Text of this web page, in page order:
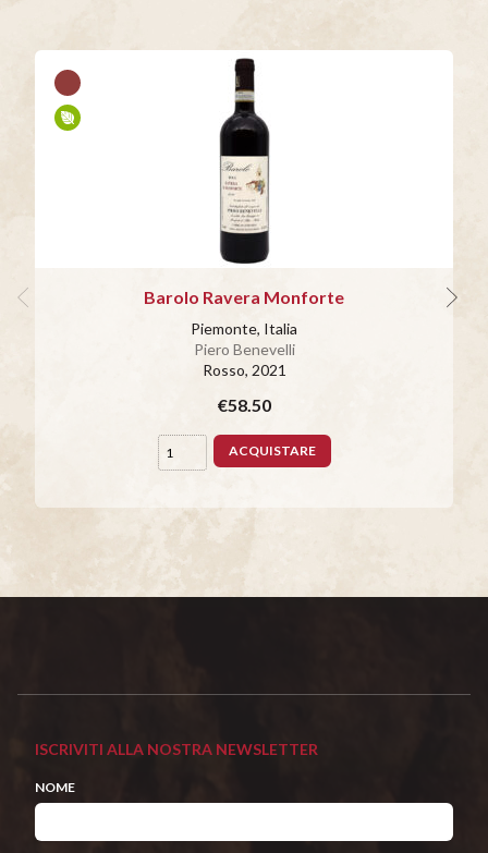
Barolo Ravera Monforte
Piemonte, Italia
Piero Benevelli
Rosso, 2021
€58.50
ACQUISTARE
ISCRIVITI ALLA NOSTRA NEWSLETTER
NOME